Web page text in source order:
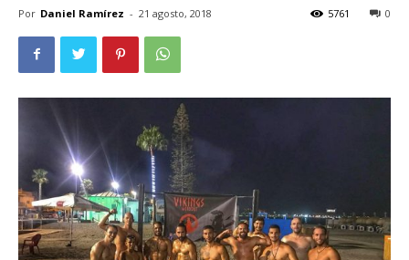
Por Daniel Ramírez - 21 agosto, 2018 0
5761